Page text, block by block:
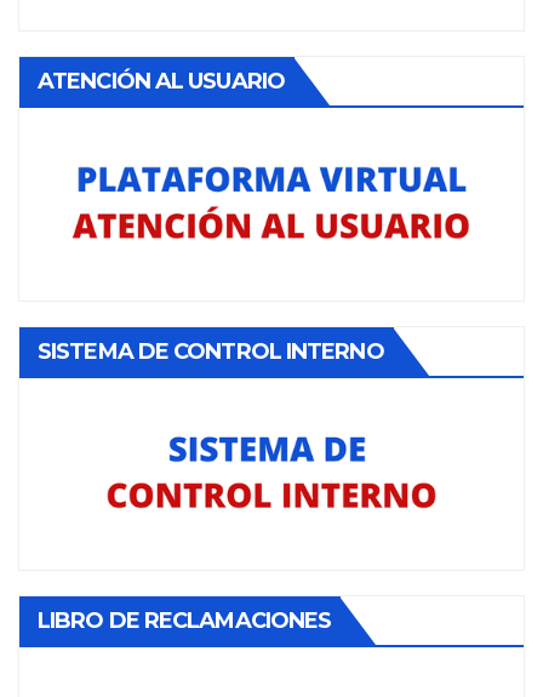
ATENCIÓN AL USUARIO
SISTEMA DE CONTROL INTERNO
LIBRO DE RECLAMACIONES